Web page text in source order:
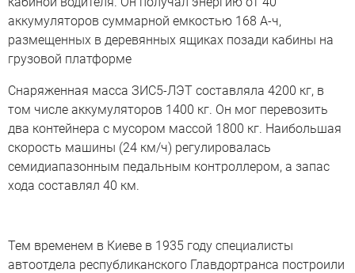
аккумуляторов суммарной емкостью 168 А-ч,
размещенных в деревянных ящиках позади кабины на
грузовой платформе
Снаряженная масса ЗИС5-ЛЭТ составляла 4200 кг, в
том числе аккумуляторов 1400 кг. Он мог перевозить
два контейнера с мусором массой 1800 кг. Наибольшая
скорость машины (24 км/ч) регулировалась
семидиапазонным педальным контроллером, а запас
хода составлял 40 км.
Тем временем в Киеве в 1935 году специалисты
автоотдела республиканского Главдортранса построили